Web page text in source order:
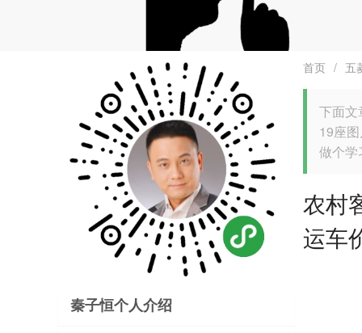
秦子恒个人介绍
首页 / 五
下面文
19座
做个学
农村
运车